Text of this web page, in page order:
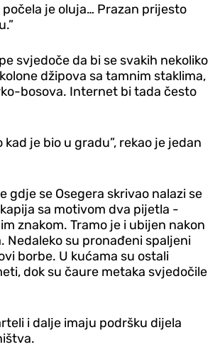
počela je oluja… Prazan prijesto
svjedoče da bi se svakih nekoliko
džipova sa tamnim staklima,
bosova. Internet bi tada često
kad je bio u gradu”, rekao je jedan
gdje se Osegera skrivao nalazi se
sa motivom dva pijetla -
znakom. Tramo je i ubijen nakon
Nedaleko su pronađeni spaljeni
borbe. U kućama su ostali
dok su čaure metaka svjedočile
i dalje imaju podršku dijela